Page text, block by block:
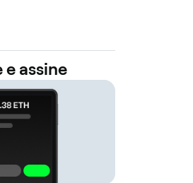
assine